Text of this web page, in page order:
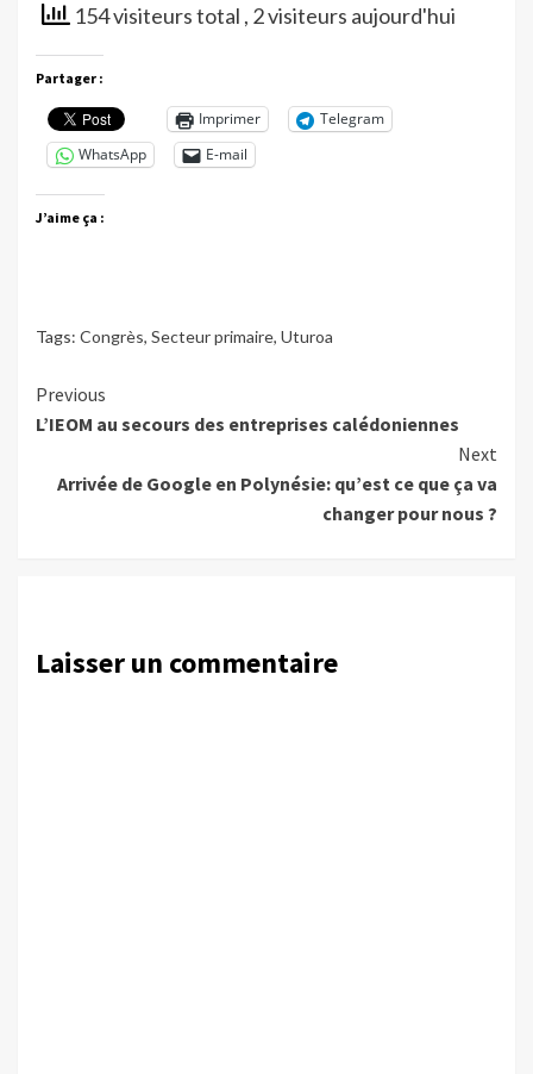
154 visiteurs total , 2 visiteurs aujourd'hui
Partager :
Imprimer
Telegram
WhatsApp
E-mail
J’aime ça :
Tags: Congrès, Secteur primaire, Uturoa
Continue
Reading
Previous
L’IEOM au secours des entreprises calédoniennes
Next
Arrivée de Google en Polynésie: qu’est ce que ça va
changer pour nous ?
Laisser un commentaire